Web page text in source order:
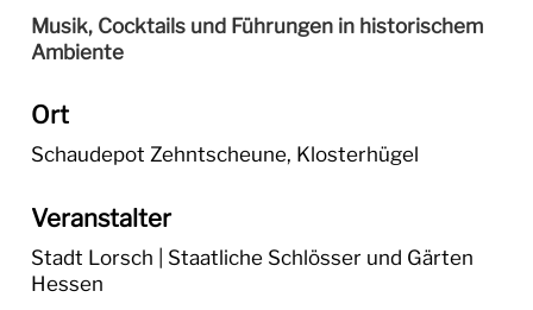
BAUEN & UMWELT
Musik, Cocktails und Führungen in historischem
Ambiente
Ort
Schaudepot Zehntscheune, Klosterhügel
Veranstalter
Stadt Lorsch | Staatliche Schlösser und Gärten
Hessen